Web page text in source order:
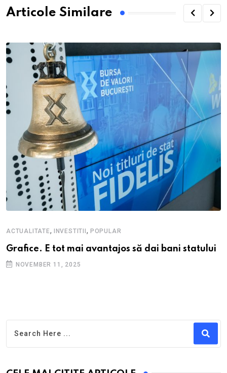
Articole Similare
ACTUALITATE, INVESTITII, POPULAR
Grafice. E tot mai avantajos să dai bani statului
NOVEMBER 11, 2025